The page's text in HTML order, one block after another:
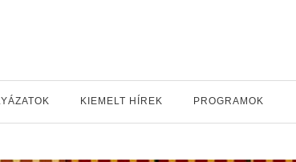
KIEMELT HÍREK PROGRAMOK